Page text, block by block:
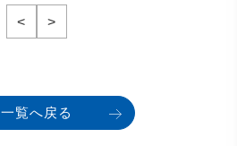
< >
一覧へ戻る